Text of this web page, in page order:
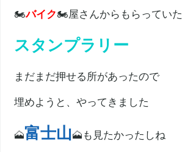
🏍バイク🏍屋さんからもらっていた
スタンプラリー
まだまだ押せる所があったので
埋めようと、やってきました
🗻富士山🗻も見たかったしね